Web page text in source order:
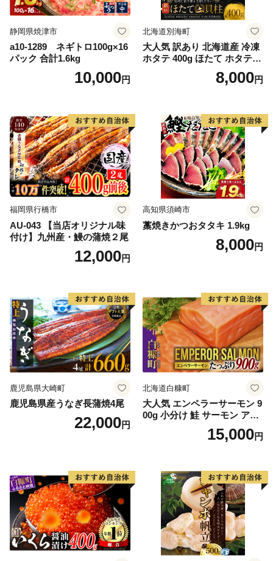
静岡県焼津市
a10-1289 ネギトロ100g×16
パック 合計1.6kg
10,000円
北海道別海町
大人気 訳あり 北海道産 冷凍
ホタテ 400g ほたて ホタテ
8,000円
福岡県行橋市
AU-043 【当店オリジナル味
付け】九州産・鰻の蒲焼２尾
12,000円
高知県須崎市
藁焼きかつおタタキ 1.9kg
8,000円
鹿児島県大崎町
鹿児島県産うなぎ長蒲焼4尾
22,000円
北海道白糠町
大人気 エンペラーサーモン 9
00g 小分け 鮭 サーモン アト
ランティックサーモン 水産
庁長官賞 受賞 さけ シャケ し
満足 美味しい 贈答 生食用 刺
身 お刺身 刺し身 魚介類 海鮮
冷凍 厚切り 薄切り ふるさと
納税 ふるさとチョイス チョ
イス 北海道 白糠町
15,000円